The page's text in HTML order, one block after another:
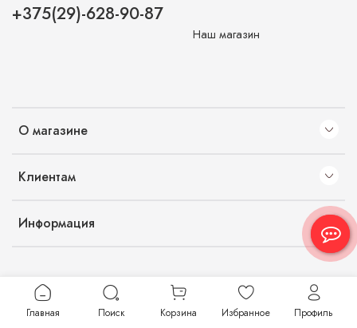
О магазине
Клиентам
Информация
+375(29)-628-90-87
Наш магазин
Главная Поиск Корзина Избранное Профиль